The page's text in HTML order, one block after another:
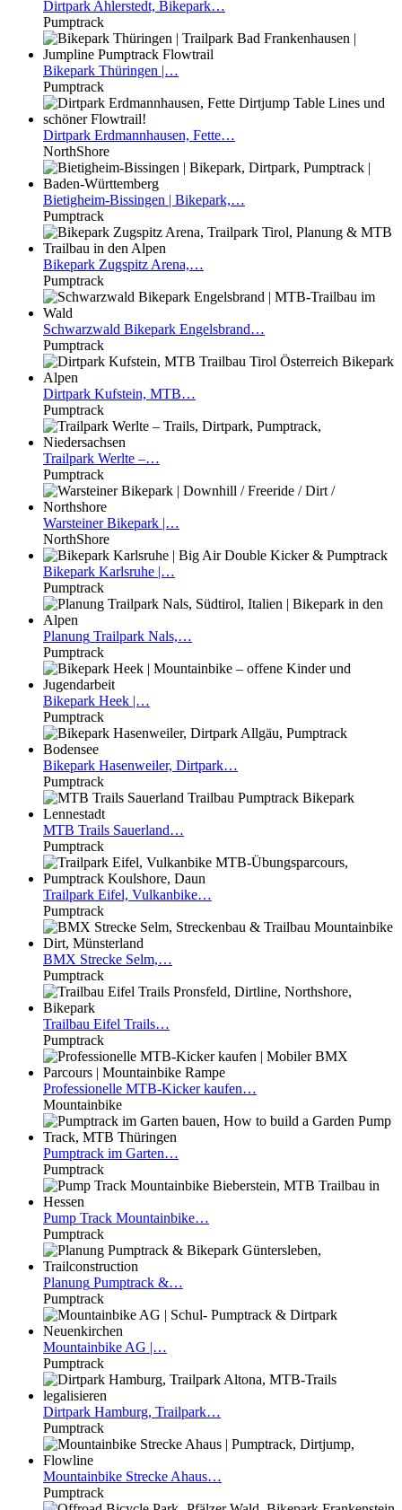
Dirtpark Ahlerstedt, Bikepark…
Pumptrack
Bikepark Thüringen |…
Pumptrack
Dirtpark Erdmannhausen, Fette…
NorthShore
Bietigheim-Bissingen | Bikepark,…
Pumptrack
Bikepark Zugspitz Arena,…
Pumptrack
Schwarzwald Bikepark Engelsbrand…
Pumptrack
Dirtpark Kufstein, MTB…
Pumptrack
Trailpark Werlte –…
Pumptrack
WarsteinerBikepark |…
NorthShore
Bikepark Karlsruhe |…
Pumptrack
Planung Trailpark Nals,…
Pumptrack
Bikepark Heek |…
Pumptrack
Bikepark Hasenweiler, Dirtpark…
Pumptrack
MTB Trails Sauerland…
Pumptrack
Trailpark Eifel, Vulkanbike…
Pumptrack
BMX Strecke Selm,…
Pumptrack
Trailbau Eifel Trails…
Pumptrack
Professionelle MTB-Kicker kaufen…
Mountainbike
Pumptrack im Garten…
Pumptrack
Pump Track Mountainbike…
Pumptrack
Planung Pumptrack &…
Pumptrack
Mountainbike AG |…
Pumptrack
Dirtpark Hamburg, Trailpark…
Pumptrack
Mountainbike Strecke Ahaus…
Pumptrack